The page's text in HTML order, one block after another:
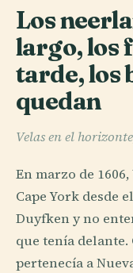
Los
largo, los
tarde, los
quedan
Velas en el
En marzo de
Cape York desde
Duyfken y no
que tenía
pertenecía a